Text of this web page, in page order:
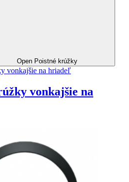
Open Poistné krúžky
vonkajšie na